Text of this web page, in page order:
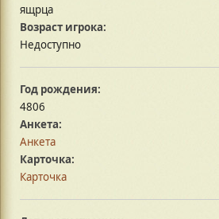
ящрца
Возраст игрока:
Недоступно
Год рождения:
4806
Анкета:
Анкета
Карточка:
Карточка